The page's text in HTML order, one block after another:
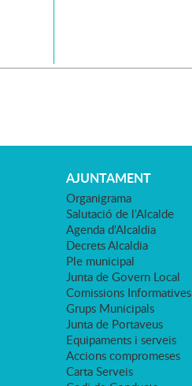
AJUNTAMENT
Organigrama
Salutació de l'Alcalde
Agenda d'Alcaldia
Decrets Alcaldia
Ple municipal
Junta de Govern Local
Comissions Informatives
Grups Municipals
Junta de Portaveus
Equipaments i serveis
Accions compromeses
Carta Serveis